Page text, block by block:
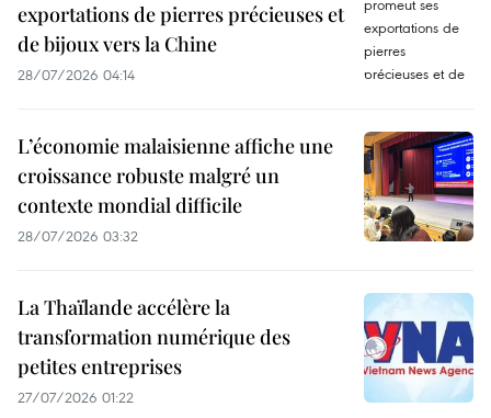
exportations de pierres précieuses et
de bijoux vers la Chine
28/07/2026 04:14
L’économie malaisienne affiche une
croissance robuste malgré un
contexte mondial difficile
28/07/2026 03:32
La Thaïlande accélère la
transformation numérique des
petites entreprises
27/07/2026 01:22